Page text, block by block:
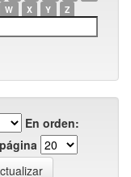
W X Y Z
En orden: